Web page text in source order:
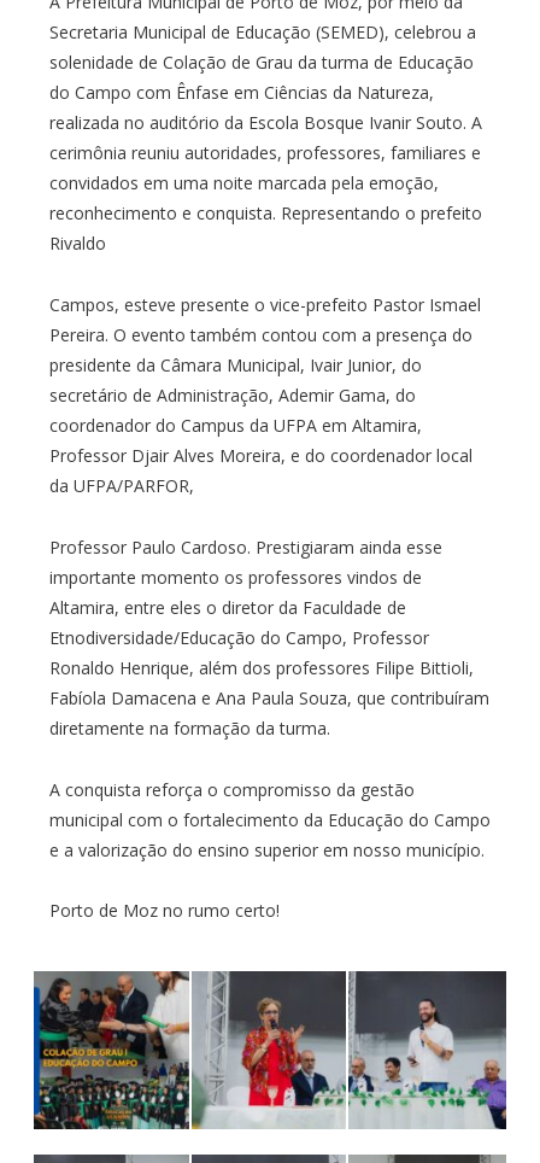
Secretaria Municipal de Educação (SEMED), celebrou a
solenidade de Colação de Grau da turma de Educação
do Campo com Ênfase em Ciências da Natureza,
realizada no auditório da Escola Bosque Ivanir Souto. A
cerimônia reuniu autoridades, professores, familiares e
convidados em uma noite marcada pela emoção,
reconhecimento e conquista. Representando o prefeito
Rivaldo
Campos, esteve presente o vice-prefeito Pastor Ismael
Pereira. O evento também contou com a presença do
presidente da Câmara Municipal, Ivair Junior, do
secretário de Administração, Ademir Gama, do
coordenador do Campus da UFPA em Altamira,
Professor Djair Alves Moreira, e do coordenador local
da UFPA/PARFOR,
Professor Paulo Cardoso. Prestigiaram ainda esse
importante momento os professores vindos de
Altamira, entre eles o diretor da Faculdade de
Etnodiversidade/Educação do Campo, Professor
Ronaldo Henrique, além dos professores Filipe Bittioli,
Fabíola Damacena e Ana Paula Souza, que contribuíram
diretamente na formação da turma.
A conquista reforça o compromisso da gestão
municipal com o fortalecimento da Educação do Campo
e a valorização do ensino superior em nosso município.
Porto de Moz no rumo certo!